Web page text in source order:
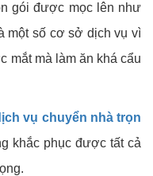
gói được mọc lên như
một số cơ sở dịch vụ vì
mắt mà làm ăn khá cẩu
vụ chuyển nhà trọn
khắc phục được tất cả